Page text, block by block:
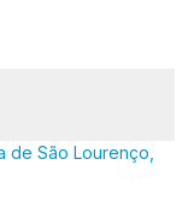
de São Lourenço,